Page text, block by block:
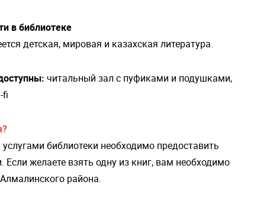
в библиотеке
детская, мировая и казахская литература.
читальный зал с пуфиками и подушками,
fi
библиотеки необходимо предоставить
Если желаете взять одну из книг, вам необходимо
района.